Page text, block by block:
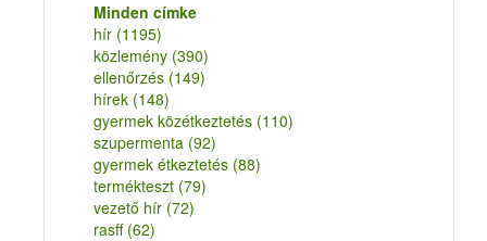
Minden címke
hír (1195)
közlemény (390)
ellenőrzés (149)
hírek (148)
gyermek közétkeztetés (110)
szupermenta (92)
gyermek étkeztetés (88)
termékteszt (79)
vezető hír (72)
rasff (62)